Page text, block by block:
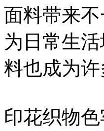
面料带来
为日常生
料也成为
印花织物